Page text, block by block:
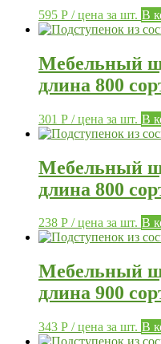
595 Р / цена за шт. В
Мебельный
длина 800
301 Р / цена за шт. В
Мебельный
длина 800
238 Р / цена за шт. В
Мебельный
длина 900
343 Р / цена за шт. В